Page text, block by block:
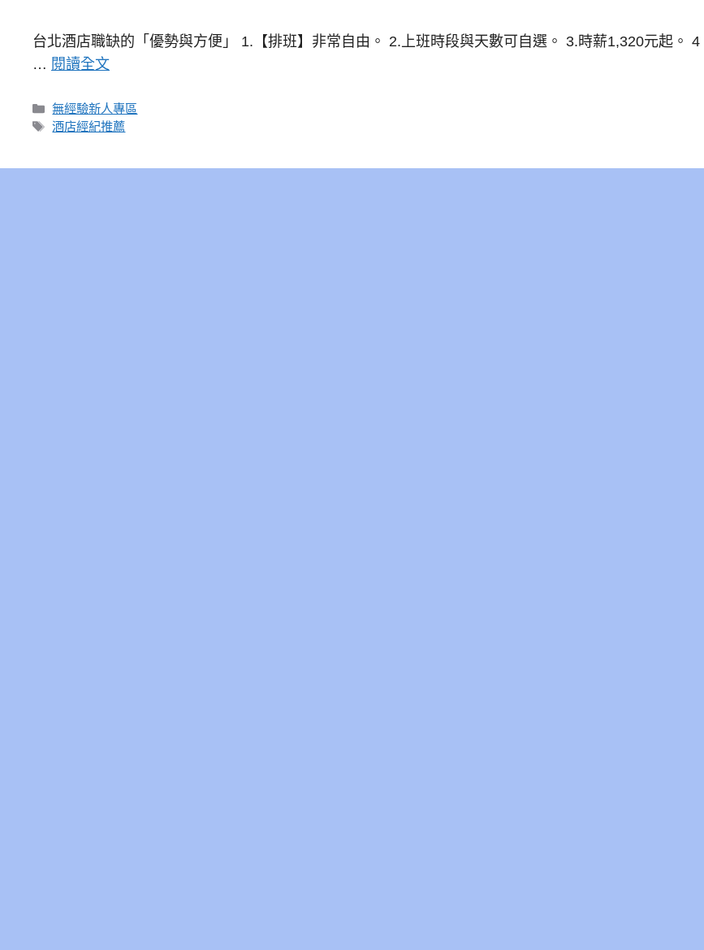
台北酒店職缺的「優勢與方便」 1.【排班】非常自由。 2.上班時段與天數可自選。 3.時薪1,320元起。 4
… 閱讀全文
分
類
無經驗新人專區
標
酒店經紀推薦